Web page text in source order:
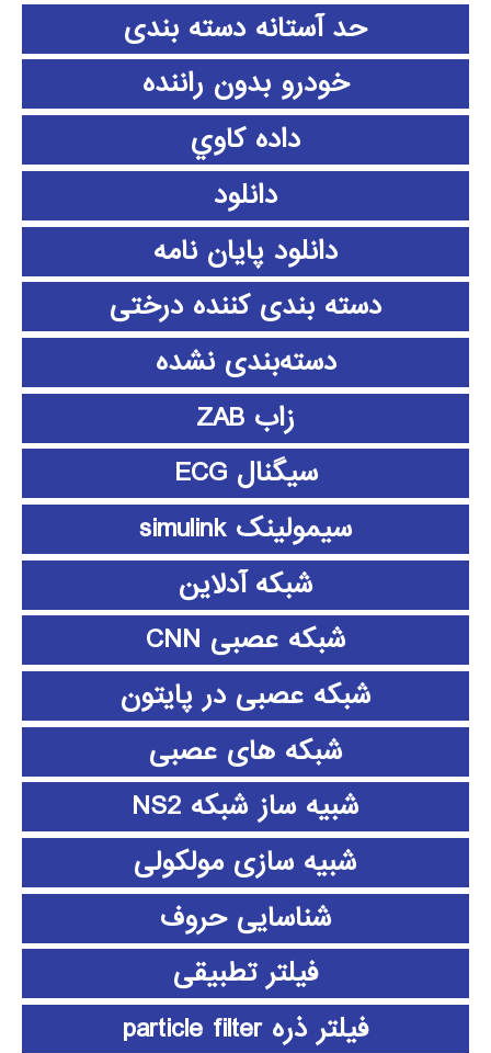
حد آستانه دسته بندی
خودرو بدون راننده
داده كاوي
دانلود
دانلود پايان نامه
دسته بندی کننده درختی
دسته‌بندی نشده
زاب ZAB
سیگنال ECG
سیمولینک simulink
شبکه آدلاین
شبکه عصبی CNN
شبکه عصبی در پایتون
شبکه های عصبی
شبیه ساز شبکه NS2
شبیه سازی مولکولی
شناسایی حروف
فیلتر تطبیقی
فیلتر ذره particle filter